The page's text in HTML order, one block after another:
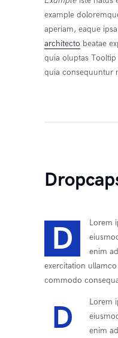
example
aperiam, eaque
architecto beatae
quia oluptas
quia consequuntur
D
Lorem
enim
exercitation
commodo
D
Lorem
enim